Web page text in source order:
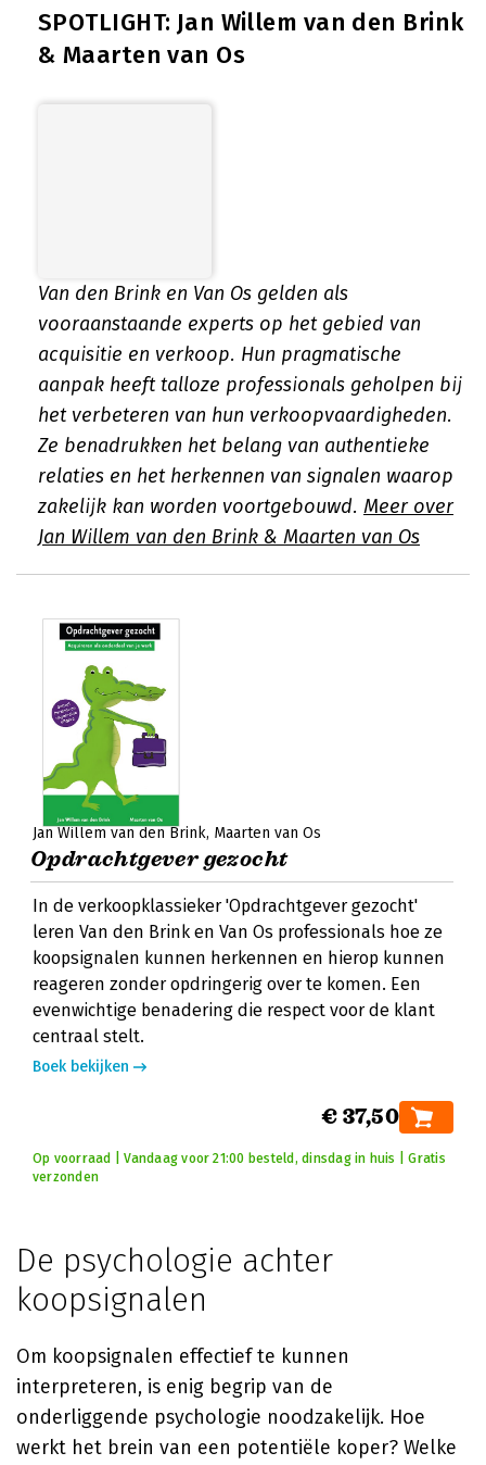
SPOTLIGHT: Jan Willem van den Brink
& Maarten van Os
Van den Brink en Van Os gelden als
vooraanstaande experts op het gebied van
acquisitie en verkoop. Hun pragmatische
aanpak heeft talloze professionals geholpen bij
het verbeteren van hun verkoopvaardigheden.
Ze benadrukken het belang van authentieke
relaties en het herkennen van signalen waarop
zakelijk kan worden voortgebouwd. Meer over
Jan Willem van den Brink & Maarten van Os
Jan Willem van den Brink Maarten van Os
Opdrachtgever gezocht
In de verkoopklassieker 'Opdrachtgever gezocht'
leren Van den Brink en Van Os professionals hoe ze
koopsignalen kunnen herkennen en hierop kunnen
reageren zonder opdringerig over te komen. Een
evenwichtige benadering die respect voor de klant
centraal stelt.
Boek bekijken
€ 37,50
Op voorraad | Vandaag voor 21:00 besteld, dinsdag in huis | Gratis
verzonden
De psychologie achter
koopsignalen
Om koopsignalen effectief te kunnen
interpreteren, is enig begrip van de
onderliggende psychologie noodzakelijk. Hoe
werkt het brein van een potentiële koper? Welke